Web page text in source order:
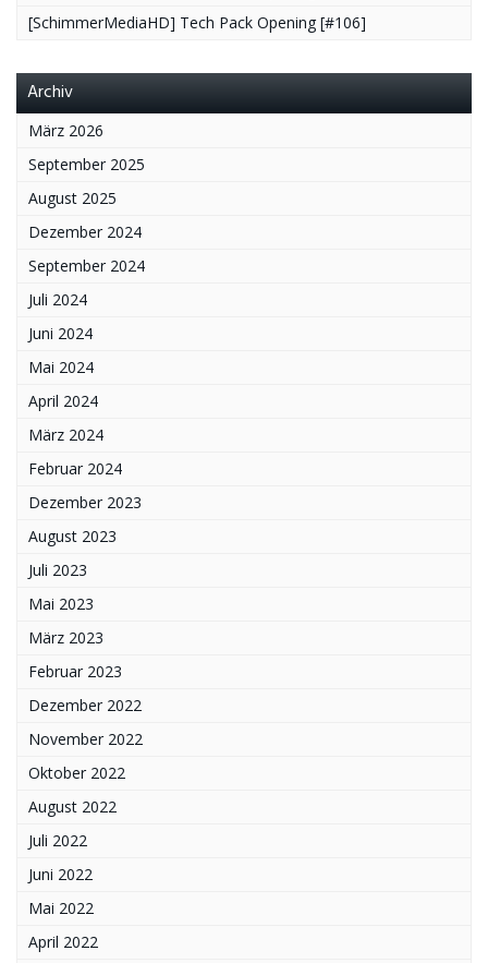
[SchimmerMediaHD] Tech Pack Opening [#106]
Archiv
März 2026
September 2025
August 2025
Dezember 2024
September 2024
Juli 2024
Juni 2024
Mai 2024
April 2024
März 2024
Februar 2024
Dezember 2023
August 2023
Juli 2023
Mai 2023
März 2023
Februar 2023
Dezember 2022
November 2022
Oktober 2022
August 2022
Juli 2022
Juni 2022
Mai 2022
April 2022